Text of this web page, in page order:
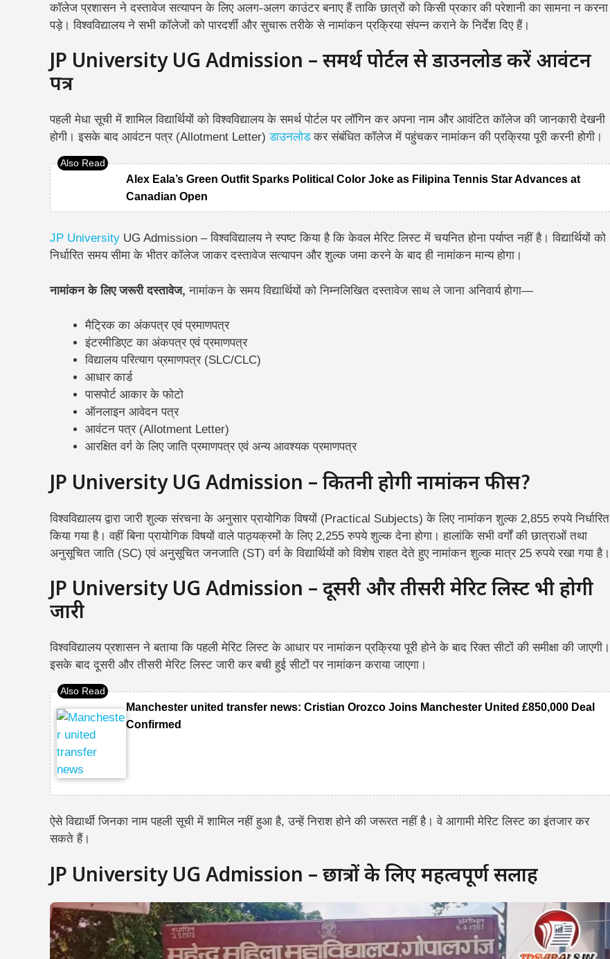
कॉलेज प्रशासन ने दस्तावेज सत्यापन के लिए अलग-अलग काउंटर बनाए हैं ताकि छात्रों को किसी प्रकार की परेशानी का सामना न करना
पड़े। विश्वविद्यालय ने सभी कॉलेजों को पारदर्शी और सुचारू तरीके से नामांकन प्रक्रिया संपन्न कराने के निर्देश दिए हैं।
JP University UG Admission – समर्थ पोर्टल से डाउनलोड करें आवंटन
पत्र
पहली मेधा सूची में शामिल विद्यार्थियों को विश्वविद्यालय के समर्थ पोर्टल पर लॉगिन कर अपना नाम और आवंटित कॉलेज की जानकारी देखनी
होगी। इसके बाद आवंटन पत्र (Allotment Letter)डाउनलोडकर संबंधित कॉलेज में पहुंचकर नामांकन की प्रक्रिया पूरी करनी होगी।
Alex Eala’s Green Outfit Sparks Political Color Joke as Filipina Tennis Star Advances at
Canadian Open
JP University UG Admission – विश्वविद्यालय ने स्पष्ट किया है कि केवल मेरिट लिस्ट में चयनित होना पर्याप्त नहीं है। विद्यार्थियों को
निर्धारित समय सीमा के भीतर कॉलेज जाकर दस्तावेज सत्यापन और शुल्क जमा करने के बाद ही नामांकन मान्य होगा।
नामांकन के लिए जरूरी दस्तावेज,नामांकन के समय विद्यार्थियों को निम्नलिखित दस्तावेज साथ ले जाना अनिवार्य होगा—
मैट्रिक का अंकपत्र एवं प्रमाणपत्र
इंटरमीडिएट का अंकपत्र एवं प्रमाणपत्र
विद्यालय परित्याग प्रमाणपत्र (SLC/CLC)
आधार कार्ड
पासपोर्ट आकार के फोटो
ऑनलाइन आवेदन पत्र
आवंटन पत्र (Allotment Letter)
आरक्षित वर्ग के लिए जाति प्रमाणपत्र एवं अन्य आवश्यक प्रमाणपत्र
JP University UG Admission – कितनी होगी नामांकन फीस?
विश्वविद्यालय द्वारा जारी शुल्क संरचना के अनुसार प्रायोगिक विषयों (Practical Subjects) के लिए नामांकन शुल्क 2,855 रुपये निर्धारित
किया गया है। वहीं बिना प्रायोगिक विषयों वाले पाठ्यक्रमों के लिए 2,255 रुपये शुल्क देना होगा।हालांकि सभी वर्गों की छात्राओं तथा
अनुसूचित जाति (SC) एवं अनुसूचित जनजाति (ST) वर्ग के विद्यार्थियों को विशेष राहत देते हुए नामांकन शुल्क मात्र 25 रुपये रखा गया है।
JP University UG Admission – दूसरी और तीसरी मेरिट लिस्ट भी होगी
जारी
विश्वविद्यालय प्रशासन ने बताया कि पहली मेरिट लिस्ट के आधार पर नामांकन प्रक्रिया पूरी होने के बाद रिक्त सीटों की समीक्षा की जाएगी।
इसके बाद दूसरी और तीसरी मेरिट लिस्ट जारी कर बची हुई सीटों पर नामांकन कराया जाएगा।
Manchester united transfer news: Cristian Orozco Joins Manchester United £850,000 Deal
Confirmed
ऐसे विद्यार्थी जिनका नाम पहली सूची में शामिल नहीं हुआ है, उन्हें निराश होने की जरूरत नहीं है। वे आगामी मेरिट लिस्ट का इंतजार कर
सकते हैं।
JP University UG Admission – छात्रों के लिए महत्वपूर्ण सलाह